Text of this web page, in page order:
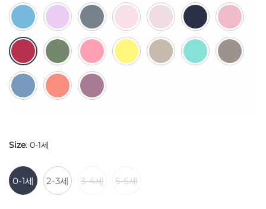
Size: 0-1세
0-1세 2-3세 3-4세 5-6세